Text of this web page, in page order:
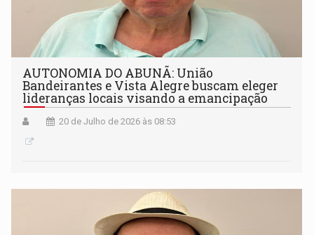
AUTONOMIA DO ABUNÃ: União
Bandeirantes e Vista Alegre buscam eleger
lideranças locais visando a emancipação
20 de Julho de 2026 às 08:53